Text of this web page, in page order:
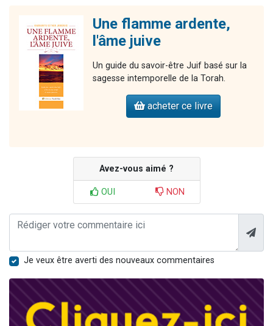
Une flamme ardente,
l'âme juive
Un guide du savoir-être Juif basé sur la
sagesse intemporelle de la Torah.
acheter ce livre
Avez-vous aimé ?
OUI NON
Je veux être averti des nouveaux commentaires